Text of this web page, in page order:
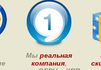
Мы реальная
компания,